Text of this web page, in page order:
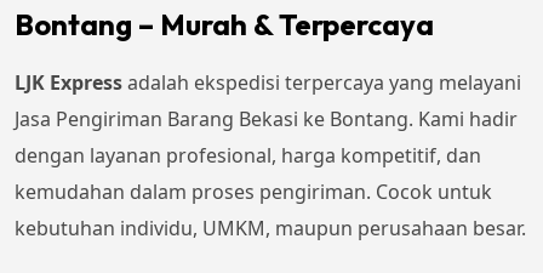
Bontang – Murah & Terpercaya
LJK Expressadalah ekspedisi terpercaya yang melayani
Jasa Pengiriman Barang Bekasi ke Bontang. Kami hadir
dengan layanan profesional, harga kompetitif, dan
kemudahan dalam proses pengiriman. Cocok untuk
kebutuhan individu, UMKM, maupun perusahaan besar.